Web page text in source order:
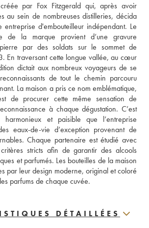
par Fox Fitzgerald qui, après avoir
au sein de nombreuses distilleries, décida
d'embouteilleur indépendant. Le
de la marque provient d’une gravure
par des soldats sur le sommet de
En traversant cette longue vallée, au cœur
dictait aux nombreux voyageurs de se
de tout le chemin parcouru
La maison a pris ce nom emblématique,
de procurer cette même sensation de
à chaque dégustation. C’est
et paisible que l’entreprise
eaux-de-vie d’exception provenant de
Chaque partenaire est étudié avec
stricts afin de garantir des alcools
et parfumés. Les bouteilles de la maison
par leur design moderne, original et coloré
parfums de chaque cuvée.
DÉTAILLÉES